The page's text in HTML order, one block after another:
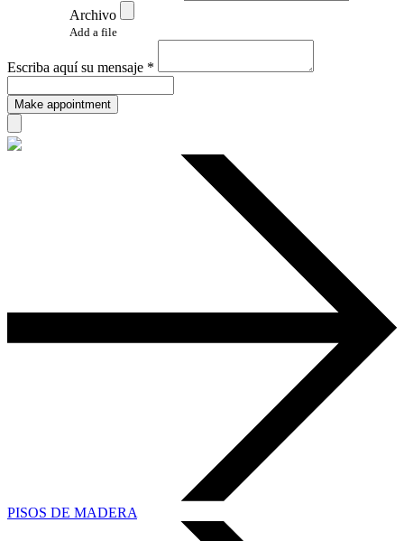
Archivo
Add a file
Escriba aquí su mensaje *
Make appointment
PISOS DE MADERA